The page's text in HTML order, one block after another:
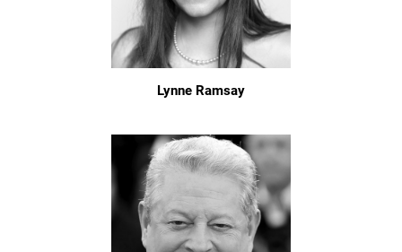
Lynne Ramsay